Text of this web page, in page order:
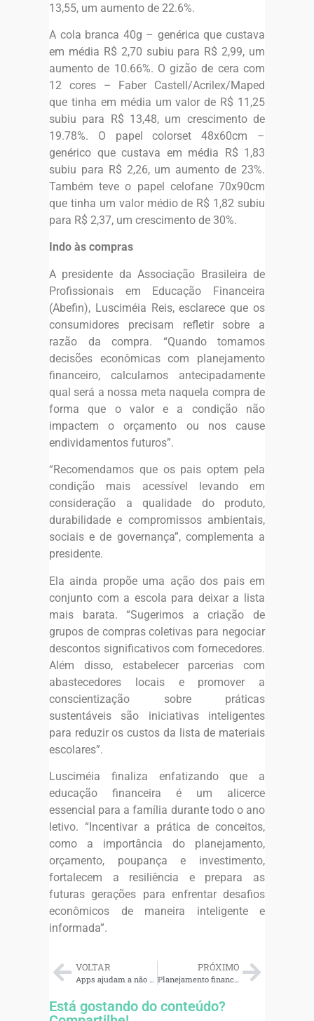
13,55, um aumento de 22.6%.
A cola branca 40g – genérica que custava
em média R$ 2,70 subiu para R$ 2,99, um
aumento de 10.66%. O gizão de cera com
12 cores – Faber Castell/Acrilex/Maped
que tinha em média um valor de R$ 11,25
subiu para R$ 13,48, um crescimento de
19.78%. O papel colorset 48x60cm –
genérico que custava em média R$ 1,83
subiu para R$ 2,26, um aumento de 23%.
Também teve o papel celofane 70x90cm
que tinha um valor médio de R$ 1,82 subiu
para R$ 2,37, um crescimento de 30%.
Indo às compras
A presidente da Associação Brasileira de
Profissionais em Educação Financeira
(Abefin), Lusciméia Reis, esclarece que os
consumidores precisam refletir sobre a
razão da compra. “Quando tomamos
decisões econômicas com planejamento
financeiro, calculamos antecipadamente
qual será a nossa meta naquela compra de
forma que o valor e a condição não
impactem o orçamento ou nos cause
endividamentos futuros”.
“Recomendamos que os pais optem pela
condição mais acessível levando em
consideração a qualidade do produto,
durabilidade e compromissos ambientais,
sociais e de governança”, complementa a
presidente.
Ela ainda propõe uma ação dos pais em
conjunto com a escola para deixar a lista
mais barata. “Sugerimos a criação de
grupos de compras coletivas para negociar
descontos significativos com fornecedores.
Além disso, estabelecer parcerias com
abastecedores locais e promover a
conscientização sobre práticas
sustentáveis são iniciativas inteligentes
para reduzir os custos da lista de materiais
escolares”.
Lusciméia finaliza enfatizando que a
educação financeira é um alicerce
essencial para a família durante todo o ano
letivo. “Incentivar a prática de conceitos,
como a importância do planejamento,
orçamento, poupança e investimento,
fortalecem a resiliência e prepara as
futuras gerações para enfrentar desafios
econômicos de maneira inteligente e
informada”.
VOLTAR
Apps ajudam a não perder o controle do dinheiro
PRÓXIMO
Planejamento financeiro para 2024: vale a pena fazer? Veja 8 passos para não errar
Está gostando do conteúdo?